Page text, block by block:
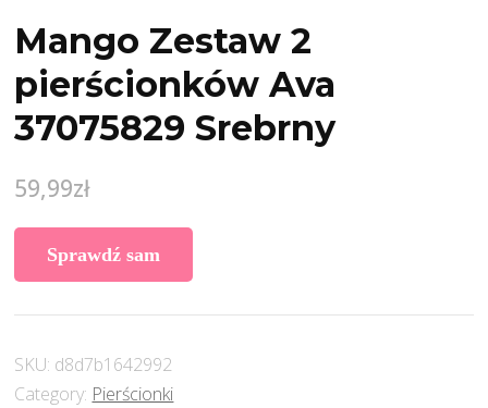
Mango Zestaw 2
pierścionków Ava
37075829 Srebrny
59,99zł
Sprawdź sam
SKU: d8d7b1642992
Category: Pierścionki